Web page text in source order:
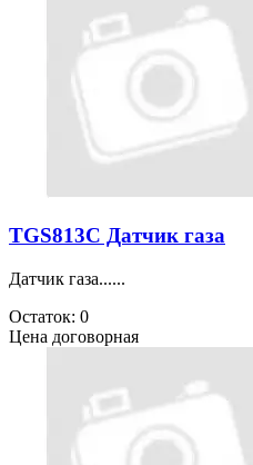
TGS813C Датчик газа
Датчик газа......
Остаток: 0
Цена договорная